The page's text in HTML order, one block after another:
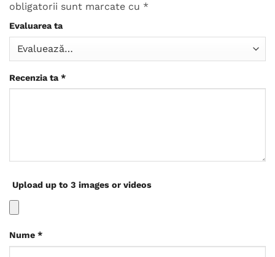
obligatorii sunt marcate cu *
Evaluarea ta
Recenzia ta *
Upload up to 3 images or videos
Nume *